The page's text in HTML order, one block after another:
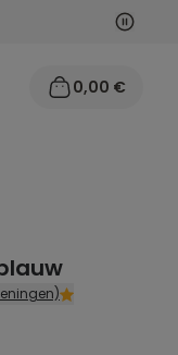
Vorige
0,00 €
meningen)